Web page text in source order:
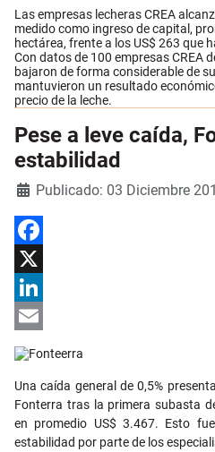
Email
Las empresas lecheras CREA
medido como ingreso de capital,
hectárea, frente a los US$ 263 que
Con datos de 100 empresas CREA
bajaron de forma considerable de
mantuvieron un resultado
precio de la leche.
Pese a leve caída,
estabilidad
DetallesPublicado: 03 Diciembre
Facebook
X
LinkedIn
Email
Una caída general de 0,5%
Fonterra tras la primera subasta
en promedio US$ 3.467. Esto
estabilidad por parte de los